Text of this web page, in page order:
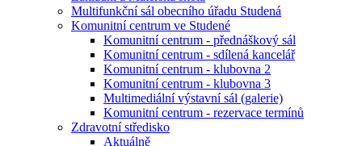
Multifunkční sál obecního úřadu Studená
Komunitní centrum ve Studené
Komunitní centrum - přednáškový sál
Komunitní centrum - sdílená kancelář
Komunitní centrum - klubovna 2
Komunitní centrum - klubovna 3
Multimediální výstavní sál (galerie)
Komunitní centrum - rezervace termínů
Zdravotní středisko
Aktuálně